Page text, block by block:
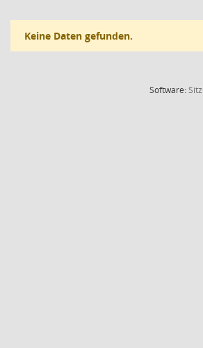
Keine Daten gefunden.
Software: